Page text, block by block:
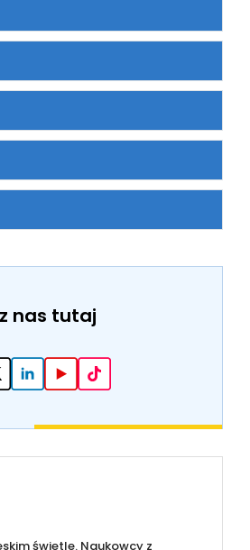
nas tutaj
świetle. Naukowcy z